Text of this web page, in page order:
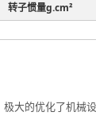
转子惯量g.cm²
大的优化了机